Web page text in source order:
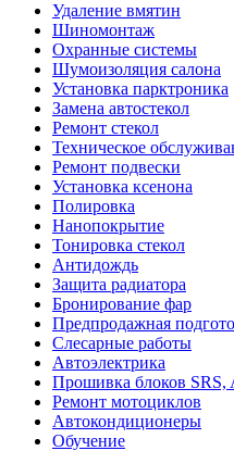
Удаление вмятин
Шиномонтаж
Охранные системы
Шумоизоляция салона
Установка парктроника
Замена автостекол
Ремонт стекол
Техническое
Ремонт подвески
Установка ксенона
Полировка
Нанопокрытие
Тонировка стекол
Антидождь
Защита радиатора
Бронирование фар
Предпродажная
Слесарные работы
Автоэлектрика
Прошивка блоков SRS,
Ремонт мотоциклов
Автокондиционеры
Обучение